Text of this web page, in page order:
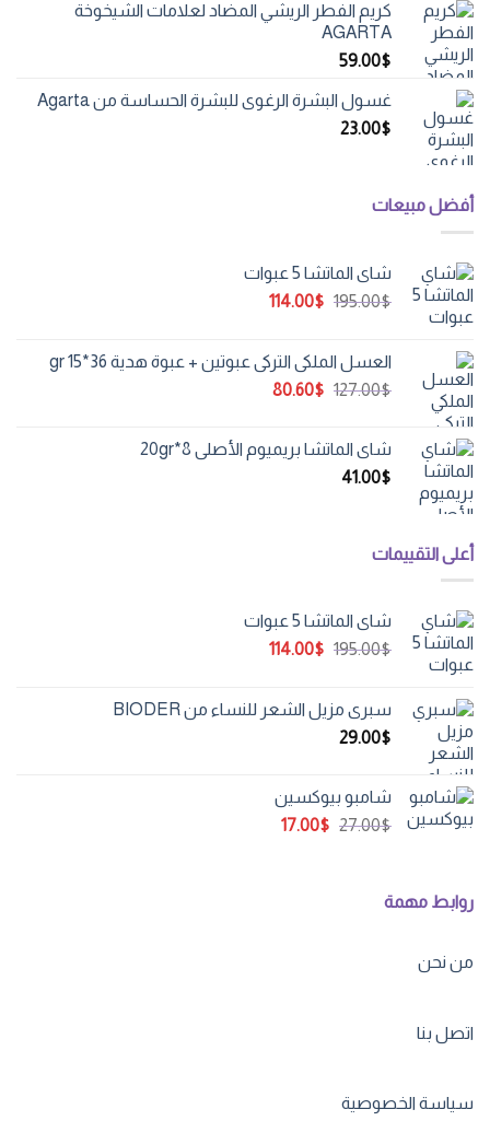
156.00$.
82.00$.
كريم الفطر الريشي المضاد لعلامات الشيخوخة
AGARTA
59.00$
غسول البشرة الرغوي للبشرة الحساسة من Agarta
23.00$
أفضل مبيعات
شاي الماتشا 5 عبوات
195.00$
السعر
195.00$.
114.00$
السعر
114.00$.
العسل الملكي التركي عبوتين + عبوة هدية 36*15 gr
127.00$
السعر
127.00$.
80.60$
السعر
80.60$.
شاي الماتشا بريميوم الأصلي 8*20gr
41.00$
أعلى التقييمات
شاي الماتشا 5 عبوات
195.00$
السعر
195.00$.
114.00$
السعر
114.00$.
سبري مزيل الشعر للنساء من BIODER
29.00$
شامبو بيوكسين
27.00$
السعر
17.00$
السعر
روابط مهمة
من نحن
اتصل بنا
سياسة الخصوصية